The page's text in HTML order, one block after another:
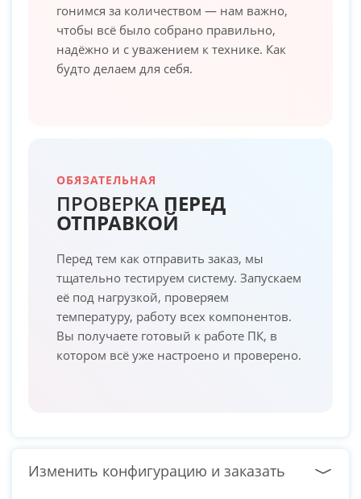
гонимся за количеством — нам важно,
чтобы всё было собрано правильно,
надёжно и с уважением к технике. Как
будто делаем для себя.
ОБЯЗАТЕЛЬНАЯ
ПРОВЕРКА ПЕРЕД
ОТПРАВКОЙ
Перед тем как отправить заказ, мы
тщательно тестируем систему. Запускаем
её под нагрузкой, проверяем
температуру, работу всех компонентов.
Вы получаете готовый к работе ПК, в
котором всё уже настроено и проверено.
Изменить конфигурацию и заказать